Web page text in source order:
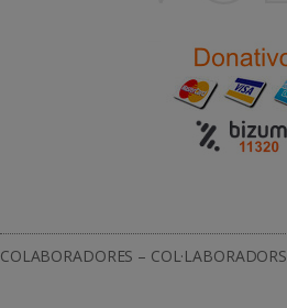
COLABORADORES – COL·LABORADORS